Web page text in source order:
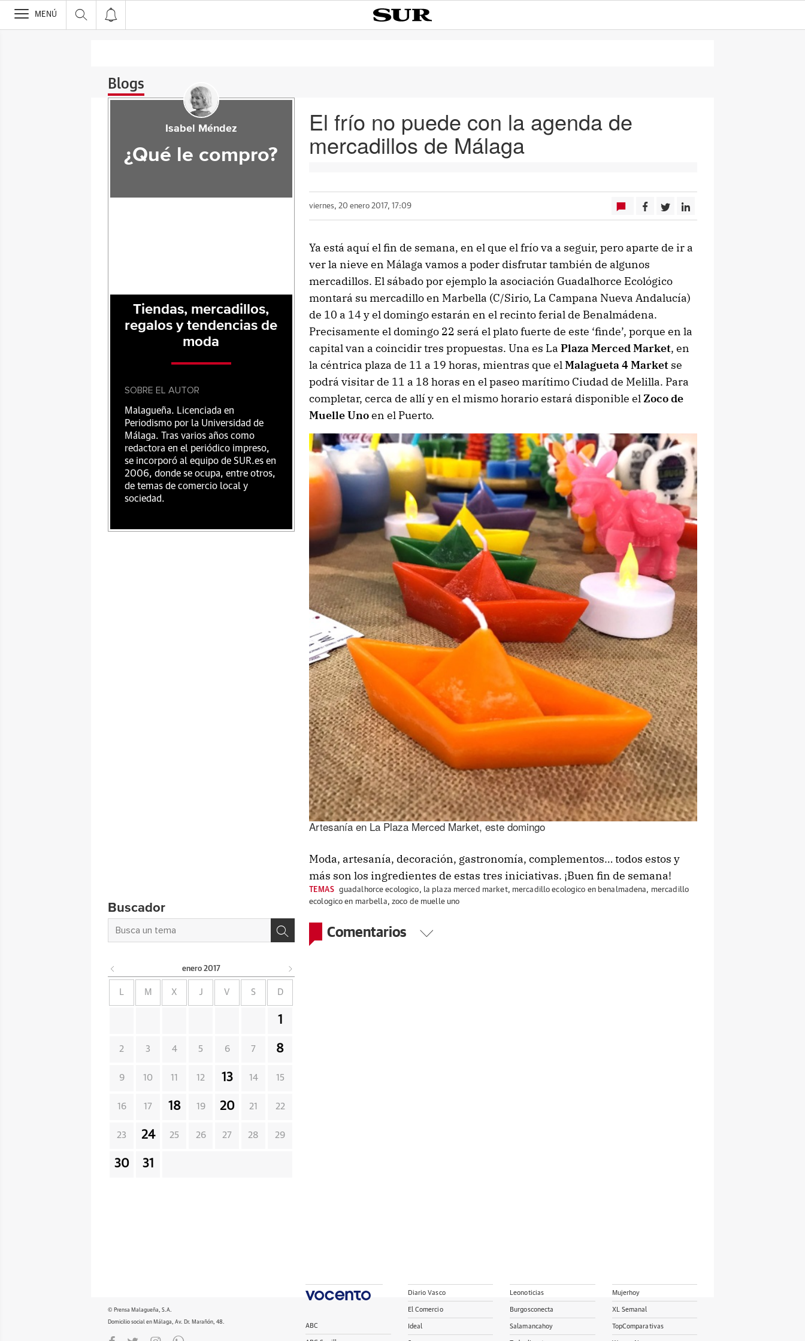
>
MENÚ
Blogs
El frío no puede con la agenda de
mercadillos de Málaga
viernes, 20 enero 2017, 17:09
Ya está aquí el fin de semana, en el que el frío va a seguir, pero aparte de ir a
ver la nieve en Málaga vamos a poder disfrutar también de algunos
mercadillos. El sábado por ejemplo la asociación Guadalhorce Ecológico
montará su mercadillo en Marbella (C/Sirio, La Campana Nueva Andalucía)
de 10 a 14 y el domingo estarán en el recinto ferial de Benalmádena.
Precisamente el domingo 22 será el plato fuerte de este ‘finde’, porque en la
capital van a coincidir tres propuestas. Una es La Plaza Merced Market, en
la céntrica plaza de 11 a 19 horas, mientras que elMalagueta 4 Market se
podrá visitar de 11 a 18 horas en el paseo marítimo Ciudad de Melilla. Para
completar, cerca de allí y en el mismo horario estará disponible el Zoco de
Muelle Unoen el Puerto.
Artesanía en La Plaza Merced Market, este domingo
Moda, artesanía, decoración, gastronomía, complementos… todos estos y
más son los ingredientes de estas tres iniciativas. ¡Buen fin de semana!
TEMAS guadalhorce ecologico, la plaza merced market, mercadillo ecologico en benalmadena, mercadillo
ecologico en marbella, zoco de muelle uno
Comentarios
Isabel Méndez
¿Qué le compro?
Tiendas, mercadillos,
regalos y tendencias de
moda
SOBRE EL AUTOR
Malagueña. Licenciada en
Periodismo por la Universidad de
Málaga. Tras varios años como
redactora en el periódico impreso,
se incorporó al equipo de SUR.es en
2006, donde se ocupa, entre otros,
de temas de comercio local y
sociedad.
Buscador
enero 2017
L M X J V S D
1
2 3 4 5 6 7 8
9 10 11 12 13 14 15
16 17 18 19 20 21 22
23 24 25 26 27 28 29
30 31
© Prensa Malagueña, S.A.
Domicilio social en Málaga, Av. Dr. Marañón, 48.
ABC
Diario Vasco
El Comercio
Ideal
Leonoticias
Burgosconecta
Salamancahoy
Mujerhoy
XL Semanal
TopComparativas